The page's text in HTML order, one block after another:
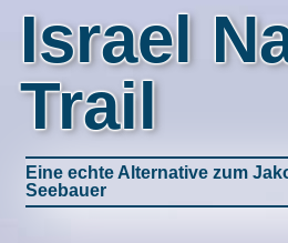
Israel
Trail
Eine echte Alternative zum
Seebauer